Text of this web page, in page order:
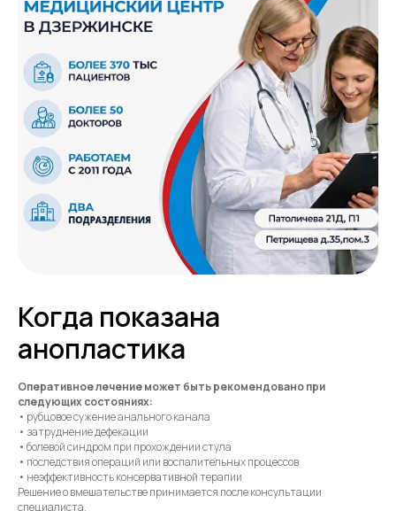
Когда показана
анопластика
Оперативное лечение может быть рекомендовано при
следующих состояниях:
• рубцовое сужение анального канала
• затруднение дефекации
• болевой синдром при прохождении стула
• последствия операций или воспалительных процессов
• неэффективность консервативной терапии
Решение о вмешательстве принимается после консультации
специалиста.